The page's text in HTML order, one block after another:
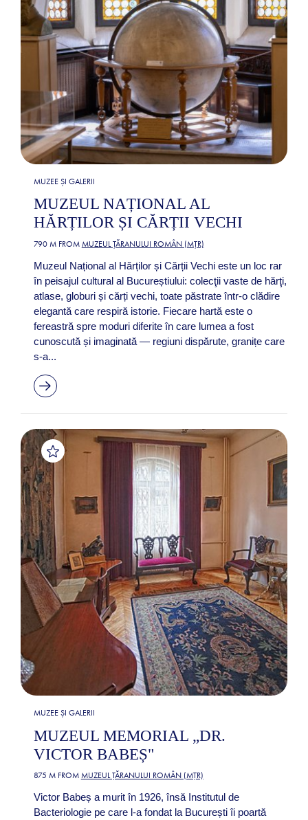
MUZEE ȘI GALERII
MUZEUL NAȚIONAL AL
HĂRȚILOR ȘI CĂRȚII VECHI
790 M FROM MUZEUL ȚĂRANULUI ROMÂN (MȚR)
Muzeul Național al Hărților și Cărții Vechi este un loc rar
în peisajul cultural al Bucureștiului: colecţii vaste de hărţi,
atlase, globuri și cărți vechi, toate păstrate într-o clădire
elegantă care respiră istorie. Fiecare hartă este o
fereastră spre moduri diferite în care lumea a fost
cunoscută și imaginată — regiuni dispărute, granițe care
s-a...
MUZEE ȘI GALERII
MUZEUL MEMORIAL „DR.
VICTOR BABEȘ"
875 M FROM MUZEUL ȚĂRANULUI ROMÂN (MȚR)
Victor Babeș a murit în 1926, însă Institutul de
Bacteriologie pe care l-a fondat la București îi poartă